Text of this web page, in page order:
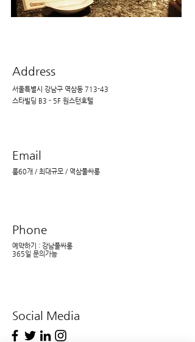
Address
서울특별시 강남구 역삼동 713-43
스타빌딩 B3 - 5F 원스턴호텔
Email
​룸60개 / 최대규모 / 역삼풀싸롱
Phone
예약하기 : ​강남풀싸롱
365일 문의가능
Social Media